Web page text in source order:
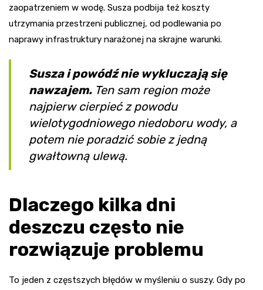
zaopatrzeniem w wodę. Susza podbija też koszty
utrzymania przestrzeni publicznej, od podlewania po
naprawy infrastruktury narażonej na skrajne warunki.
Susza i powódź nie wykluczają się
nawzajem. Ten sam region może
najpierw cierpieć z powodu
wielotygodniowego niedoboru wody, a
potem nie poradzić sobie z jedną
gwałtowną ulewą.
Dlaczego kilka dni
deszczu często nie
rozwiązuje problemu
To jeden z częstszych błędów w myśleniu o suszy. Gdy po